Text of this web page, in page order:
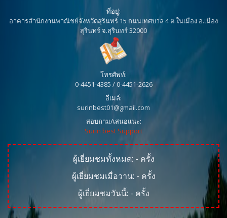
ที่อยู่:
อาคารสำนักงานพาณิชย์จังหวัดสุรินทร์ 15 ถนนเทศบาล 4 ต.ในเมือง อ.เมือง
สุรินทร์ จ.สุรินทร์ 32000
โทรศัพท์:
0-4451-4385 / 0-4451-2626
อีเมล์:
surinbest01@gmail.com
สอบถาม/เสนอแนะ:
Surin best Support
ผู้เยี่ยมชมทั้งหมด: - ครั้ง
ผู้เยี่ยมชมเมื่อวาน: - ครั้ง
ผู้เยี่ยมชมวันนี้: - ครั้ง